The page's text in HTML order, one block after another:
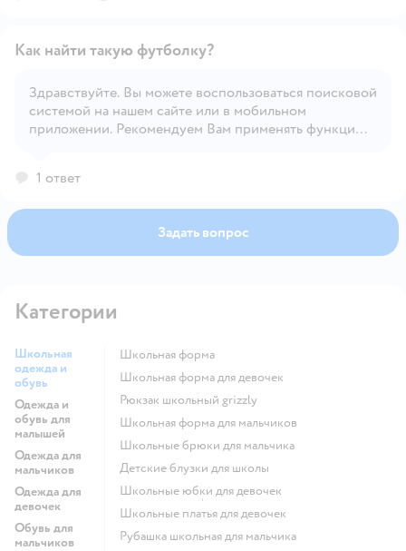
Открыть вопрос
Как найти такую футболку?
Здравствуйте. Вы можете воспользоваться поисковой
системой на нашем сайте или в мобильном
приложении. Рекомендуем Вам применять функцию
1 ответ
Задать вопрос
Категории
Школьная
одежда и
обувь
Одежда и
обувь для
малышей
Одежда для
мальчиков
Одежда для
девочек
Обувь для
мальчиков
Школьная форма
Школьная форма для девочек
Рюкзак школьный grizzly
Школьная форма для мальчиков
Школьные брюки для мальчика
Детские блузки для школы
Школьные юбки для девочек
Школьные платья для девочек
Рубашка школьная для мальчика